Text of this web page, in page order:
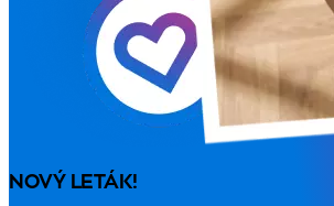
NOVÝ LETÁK!